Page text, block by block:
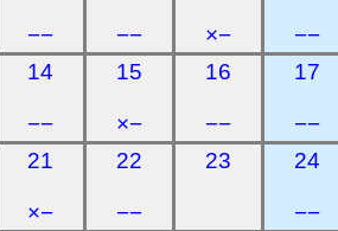
−− −− ×−
−−
14
−−
15
×−
16
−−
17
−−
21
×−
22
−−
23 24
−−